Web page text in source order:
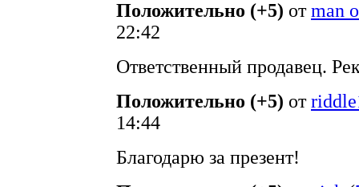
Положительно (+5) отman
22:42
Ответственный продавец.
Положительно (+5) от
14:44
Благодарю за презент!